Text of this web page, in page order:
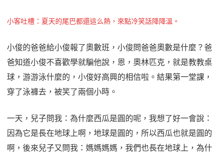
小客吐槽：夏天的尾巴都還這么熱，來點冷笑話降降溫。
小俊的爸爸給小俊報了奧數班，小俊問爸爸奧數是什麼？爸
爸知道小俊不喜歡學就騙他說，恩，奧林匹克，就是教教桌
球，游游泳什麼的，小俊好高興的相信啦。結果第一堂課，
穿了泳褲去，被笑了兩個小時。
一天，兒子問我：為什麼西瓜是圓的呢，我想了好一會說：
因為它是長在地球上啊，地球是圓的，所以西瓜也就是圓的
啊，後來兒子又問我：媽媽媽媽，我們也長在地球上，為什